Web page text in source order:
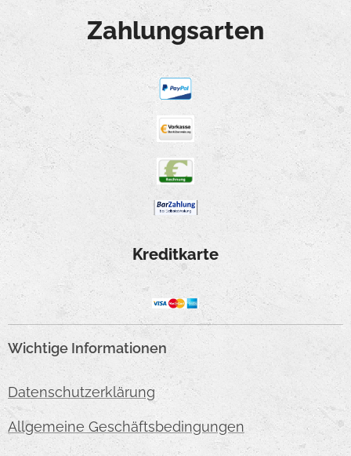
Zahlungsarten
Kreditkarte
Wichtige Informationen
Datenschutzerklärung
Allgemeine Geschäftsbedingungen